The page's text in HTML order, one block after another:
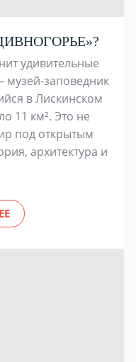
удивительные
заповедник
в Лискинском
11 км². Это не
под открытым
архитектура и